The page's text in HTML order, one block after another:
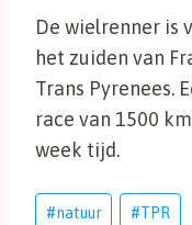
De wielrenner is
het zuiden van
Trans Pyrenees.
race van 1500
week tijd.
Bericht
#natuur #TPR